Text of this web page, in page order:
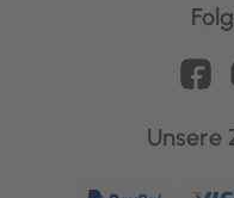
Unsere